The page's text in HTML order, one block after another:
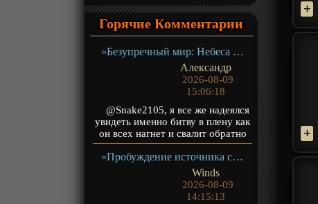
Горячие Комментарии
«Безупречный мир: Небеса в огне девяти бедствий» Фильм-2
Александр
2026-08-09
15:06:18
@Snake2105, я все же надеялся
увидеть именно битву в плену как
он всех нагнет и свалит обратно
«Пробуждение источника силы» ТВ-1
Winds
2026-08-09
14:15:13
+
+